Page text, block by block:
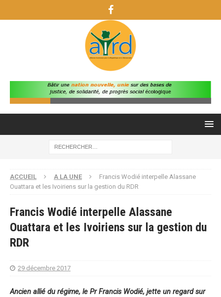
ACCUEIL A LA UNE
Francis Wodié interpelle Alassane
Ouattara et les Ivoiriens sur la gestion du RDR
Francis Wodié interpelle Alassane
Ouattara et les Ivoiriens sur la gestion du
RDR
29 décembre 2017
Ancien allié du régime, le Pr Francis Wodié, jette un regard sur